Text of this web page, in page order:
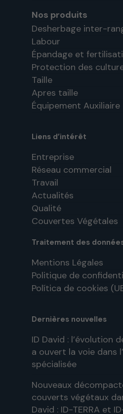
Nos produits
Desherbage inter-
Labour
Épandage et
Protection des
Taille
Apres taille
Équipement Auxiliaire
Liens d’intérêt
Entreprise
Réseau commercial
Travail
Actualités
Qualité
Couvertes Végétales
Traitement des
Mentions Légales
Politique de
Política de cookies
Dernières nouvelles
ID David : l’évolution
a ouvert la voie dans
spécialisée
Nouveaux
couverts végétaux
David : ID-TERRA et